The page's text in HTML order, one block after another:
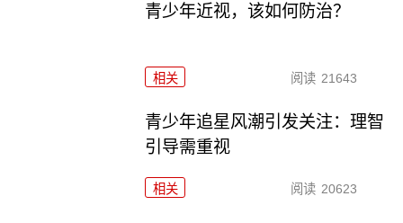
青少年近视，该如何防治？
相关 阅读 21643
青少年追星风潮引发关注：理智
引导需重视
相关 阅读 20623